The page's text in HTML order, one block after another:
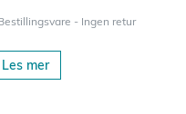
- Ingen retur
Les mer